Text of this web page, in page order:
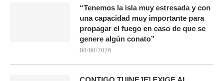
“Tenemos la isla muy estresada y con
una capacidad muy importante para
propagar el fuego en caso de que se
genere algún conato”
08/08/2026